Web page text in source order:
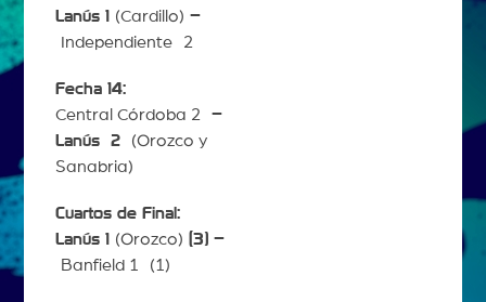
Lanús 1 (Cardillo) –
Independiente 2
Fecha 14:
Central Córdoba 2 –
Lanús
2(Orozco y
Sanabria)
Cuartos de Final:
Lanús 1 (Orozco) (3) –
Banfield 1 (1)